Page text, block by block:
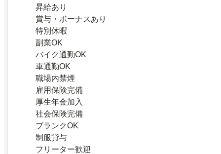
昇給あり
賞与・ボーナスあり
特別休暇
副業OK
バイク通勤OK
車通勤OK
職場内禁煙
雇用保険完備
厚生年金加入
社会保険完備
ブランクOK
制服貸与
フリーター歓迎